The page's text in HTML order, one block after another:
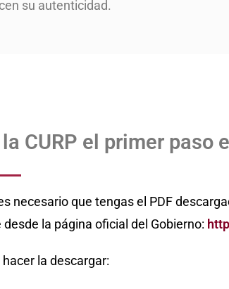
su autenticidad.
CURP el primer paso
necesario que tengas el PDF
la página oficial del Gobierno:
la descargar: